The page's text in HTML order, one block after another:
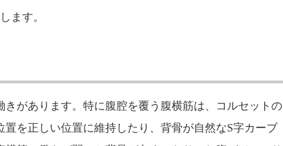
ます。
があります。特に腹腔を覆う腹横筋は、コルセットの
を正しい位置に維持したり、背骨が自然なS字カーブ